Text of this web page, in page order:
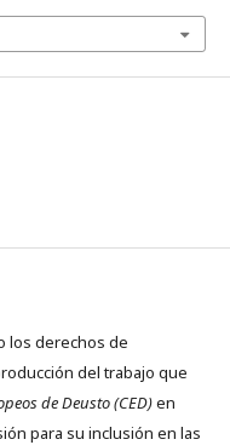
los derechos de
del trabajo que
de Deusto (CED)en
para su inclusión en las